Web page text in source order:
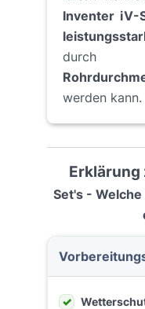
Inventer iV-
werden kann.
Erklärung
Set's -